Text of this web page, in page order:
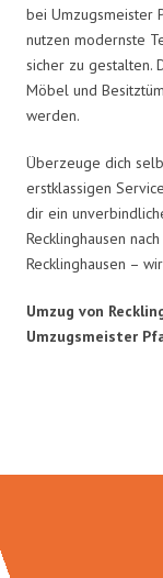
bei Umzugsmeister
nutzen modernste
sicher zu gestalten.
Möbel und
werden.
Überzeuge dich
erstklassigen
dir ein
Recklinghausen
Recklinghausen –
Umzug von
Umzugsmeister